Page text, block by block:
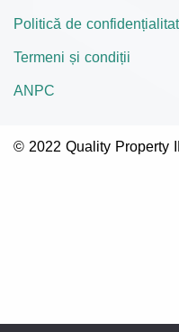
Politică de
Termeni și condiții
ANPC
© 2022 Quality Property